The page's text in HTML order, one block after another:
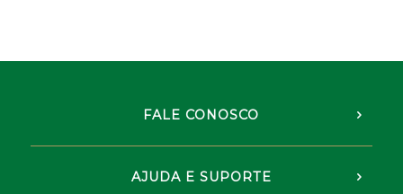
FALE CONOSCO
AJUDA E SUPORTE